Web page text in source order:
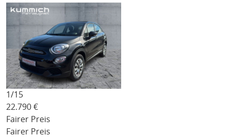
1/15
22.790 €
Fairer Preis
Fairer Preis